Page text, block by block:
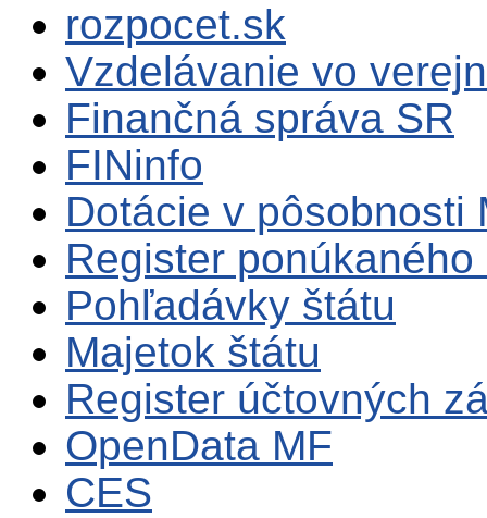
rozpocet.sk
Vzdelávanie vo
Finančná správa SR
FINinfo
Dotácie v pôsobnosti
Register
Pohľadávky štátu
Majetok štátu
Register účtovných
OpenData MF
CES